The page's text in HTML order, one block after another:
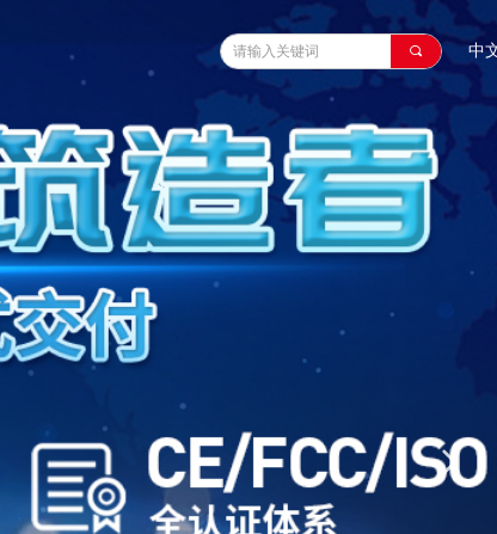
끠 中
넲